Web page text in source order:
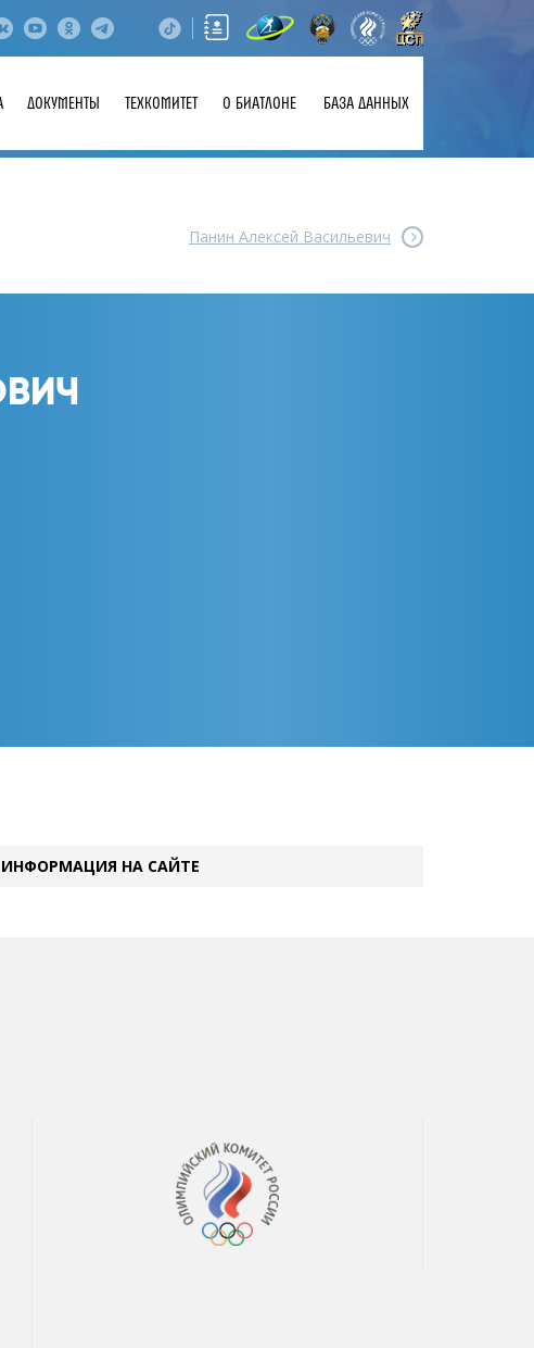
ДОКУМЕНТЫ ТЕХКОМИТЕТ О БИАТЛОНЕ БАЗА ДАННЫХ
Панин Алексей Васильевич
ИНФОРМАЦИЯ НА САЙТЕ